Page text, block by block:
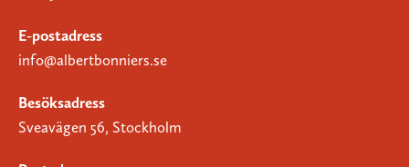
E-postadress
info@albertbonniers.se
Besöksadress
Sveavägen 56, Stockholm